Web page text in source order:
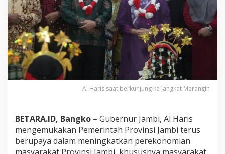
r
u
s
U
p
a
n
g
k
a
Al Haris saat berkunjung ke Jangkat Merangin
BETARA.ID, Bangko – Gubernur Jambi, Al Haris
mengemukakan Pemerintah Provinsi Jambi terus
berupaya dalam meningkatkan perekonomian